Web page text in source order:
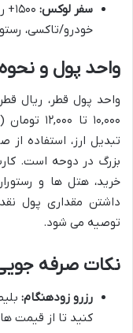
سفر لوکس:
خودرو/تاکسی،
واحد پول و نحوه
۱۰,۰۰۰
تبدیل ارز، استفاده از
بزرگ در دوحه است.
خرید، هتل ها و
داشتن مقداری پول
توصیه می شود.
نکات صرفه
رزرو زودهنگام:
کنید تا از قیمت